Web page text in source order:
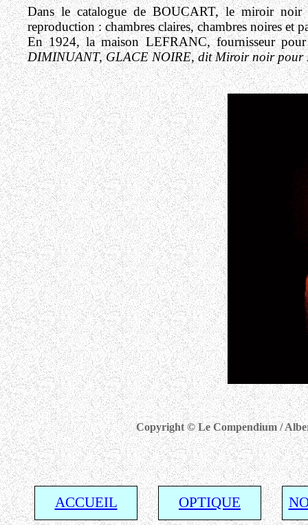
Dans le catalogue de BOUCART, le miroir noir
reproduction : chambres claires, chambres noires et
En 1924, la maison LEFRANC, fournisseur
DIMINUANT, GLACE NOIRE, dit Miroir noir pour
Copyright © Le Compendium /
ACCUEIL OPTIQUE